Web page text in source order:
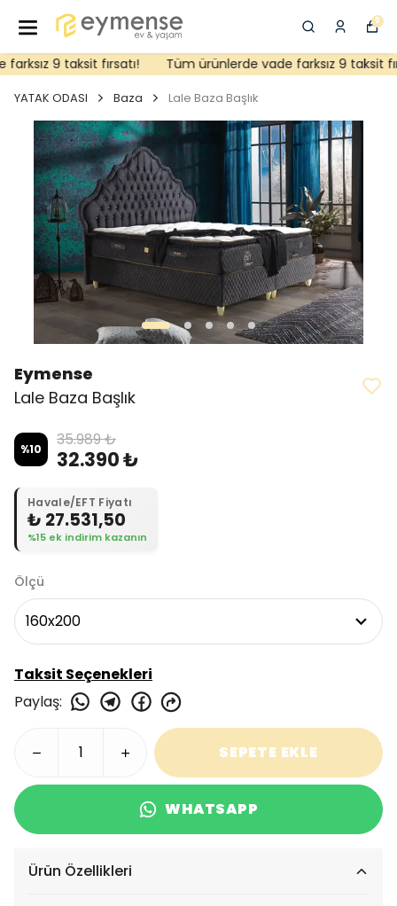
0
9 taksit fırsatı! Tüm ürünlerde vade farksız 9 taksit
YATAK ODASI Baza Lale Baza Başlık
Eymense
Lale Baza Başlık
%10 35.989 ₺
32.390 ₺
Havale/EFT Fiyatı
₺ 27.531,50
%15 ek indirim kazanın
Ölçü
Taksit Seçenekleri
Paylaş:
SEPETE EKLE
WHATSAPP
Ürün Özellikleri